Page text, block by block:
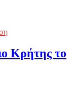
Κρήτης το